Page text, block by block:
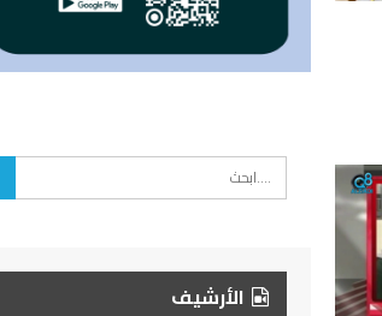
الأرشيف